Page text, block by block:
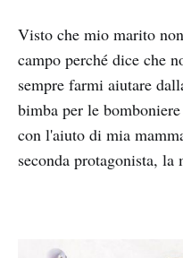
Visto che mio marito
campo perché dice che
sempre farmi aiutare
bimba per le
con l'aiuto di mia
seconda protagonista, la